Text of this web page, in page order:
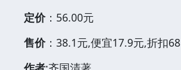
定价：56.00元
售价：38.1元,便宜17.9元,折扣68